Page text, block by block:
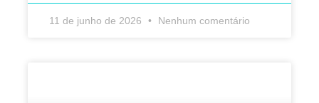
11 de junho de 2026 Nenhum comentário